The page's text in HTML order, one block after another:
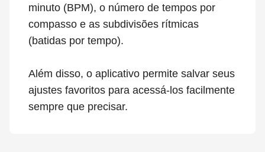
minuto (BPM), o número de tempos por
compasso e as subdivisões rítmicas
(batidas por tempo).
Além disso, o aplicativo permite salvar seus
ajustes favoritos para acessá-los facilmente
sempre que precisar.